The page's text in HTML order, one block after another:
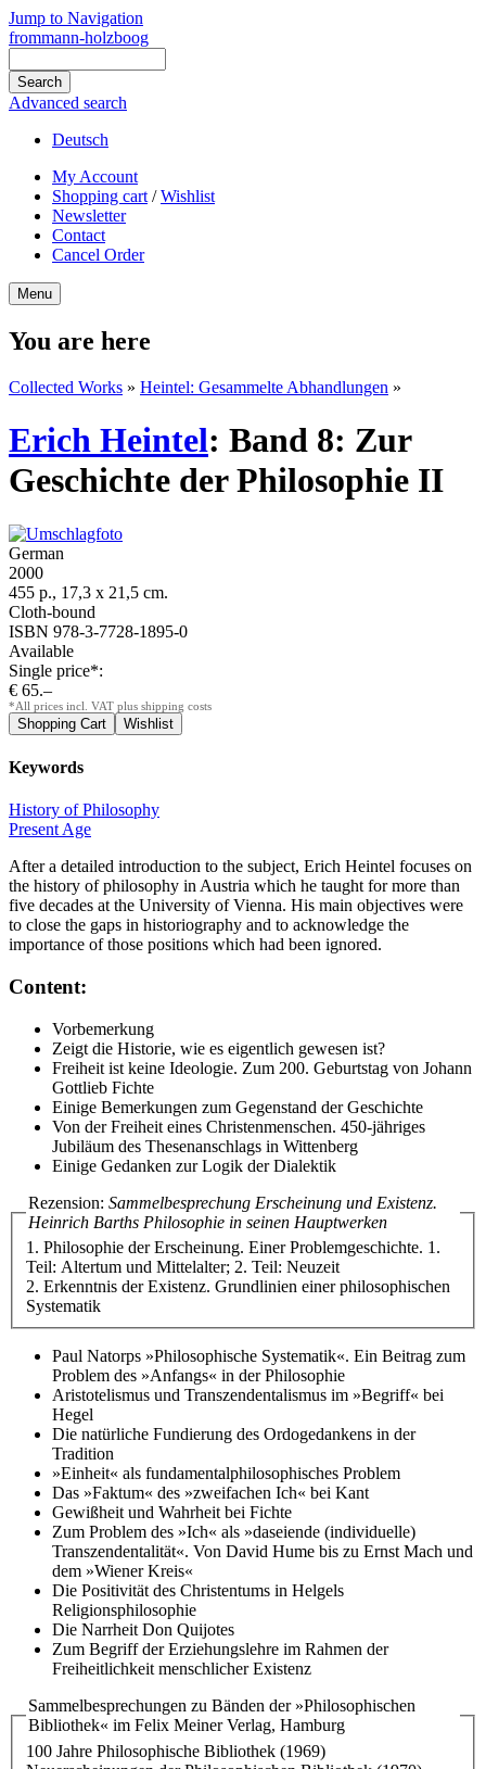
Jump to Navigation
frommann-holzboog
Advanced search
Deutsch
My Account
Shopping cart /Wishlist
Newsletter
Contact
Cancel Order
Menu
You are here
Collected Works » Heintel: Gesammelte Abhandlungen »
Erich Heintel: Band 8: Zur
Geschichte der Philosophie II
German
2000
455 p., 17,3 x 21,5 cm.
Cloth-bound
ISBN 978-3-7728-1895-0
Available
Single price*:
€ 65.–
*All prices incl. VAT plus shipping costs
Keywords
History of Philosophy
Present Age
After a detailed introduction to the subject, Erich Heintel focuses on
the history of philosophy in Austria which he taught for more than
five decades at the University of Vienna. His main objectives were
to close the gaps in historiography and to acknowledge the
importance of those positions which had been ignored.
Content:
Vorbemerkung
Zeigt die Historie, wie es eigentlich gewesen ist?
Freiheit ist keine Ideologie. Zum 200. Geburtstag von Johann
Gottlieb Fichte
Einige Bemerkungen zum Gegenstand der Geschichte
Von der Freiheit eines Christenmenschen. 450-jähriges
Jubiläum des Thesenanschlags in Wittenberg
Einige Gedanken zur Logik der Dialektik
Rezension: Sammelbesprechung Erscheinung und Existenz.
Heinrich Barths Philosophie in seinen Hauptwerken
1. Philosophie der Erscheinung. Einer Problemgeschichte. 1.
Teil: Altertum und Mittelalter; 2. Teil: Neuzeit
2. Erkenntnis der Existenz. Grundlinien einer philosophischen
Systematik
Paul Natorps »Philosophische Systematik«. Ein Beitrag zum
Problem des »Anfangs« in der Philosophie
Aristotelismus und Transzendentalismus im »Begriff« bei
Hegel
Die natürliche Fundierung des Ordogedankens in der
Tradition
»Einheit« als fundamentalphilosophisches Problem
Das »Faktum« des »zweifachen Ich« bei Kant
Gewißheit und Wahrheit bei Fichte
Zum Problem des »Ich« als »daseiende (individuelle)
Transzendentalität«. Von David Hume bis zu Ernst Mach und
dem »Wiener Kreis«
Die Positivität des Christentums in Helgels
Religionsphilosophie
Die Narrheit Don Quijotes
Zum Begriff der Erziehungslehre im Rahmen der
Freiheitlichkeit menschlicher Existenz
Sammelbesprechungen zu Bänden der »Philosophischen
Bibliothek« im Felix Meiner Verlag, Hamburg
100 Jahre Philosophische Bibliothek (1969)